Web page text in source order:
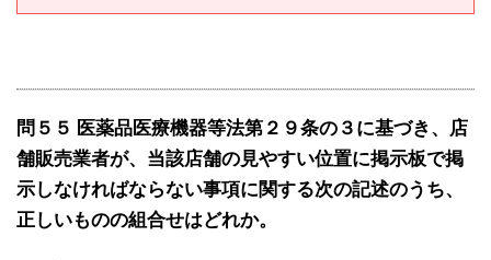
問５５ 医薬品医療機器等法第２９条の３に基づき、店
舗販売業者が、当該店舗の見やすい位置に掲示板で掲
示しなければならない事項に関する次の記述のうち、
正しいものの組合せはどれか。